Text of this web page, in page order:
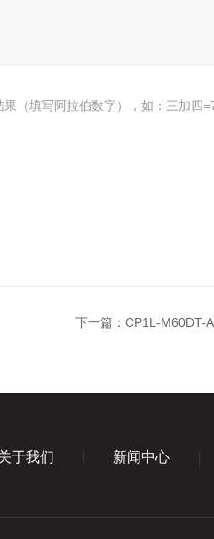
果（填写阿拉伯数字），如：三加四
下一篇： CP1L-M60DT-
于我们 新闻中心